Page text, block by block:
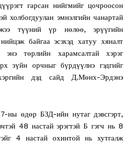
гарсан нийгмийг цочроосон
холбогдуулан эмнэлгийн чанартай
түүний үр нөлөө, эрүүгийн
байгаа эсэхэд хатуу хяналт
төрлийн харамсалтай хэрэг
зүйн орчныг бүрдүүлнэ гэдгийг
дэд сайд Д.Мөнх-Эрдэнэ
ны өдөр БЗД-ийн нутаг дэвсгэрт,
48 настай эрэгтэй Б гэгч нь 8
4 настай охинтой нь хутгалж